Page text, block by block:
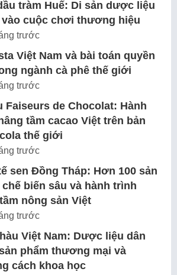
tràm Huế: Di sản dược liệu
cuộc chơi thương hiệu
trước
Việt Nam và bài toán quyền
ngành cà phê thế giới
trước
Faiseurs de Chocolat: Hành
tầm cacao Việt trên bản
thế giới
trước
sen Đồng Tháp: Hơn 100 sản
chế biến sâu và hành trình
nông sản Việt
trước
Việt Nam: Dược liệu dân
phẩm thương mại và
cách khoa học